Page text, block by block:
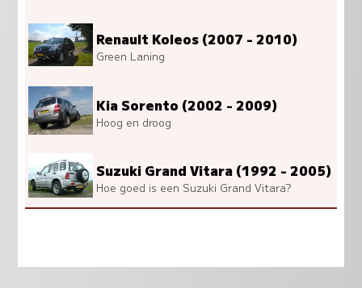
Renault Koleos (2007 - 2010)
Green Laning
Kia Sorento (2002 - 2009)
Hoog en droog
Suzuki Grand Vitara (1992 - 2005)
Hoe goed is een Suzuki Grand Vitara?